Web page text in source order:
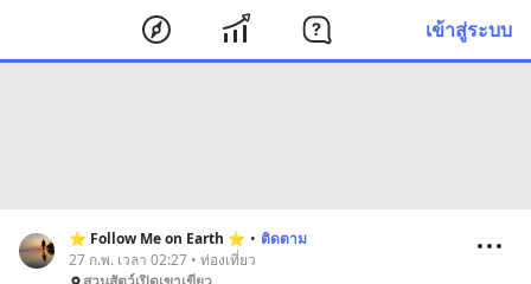
เข้าสู่ระบบ
⭐️ Follow Me on Earth ⭐️ • ติดตาม
27 ก.พ. เวลา 02:27 • ท่องเที่ยว